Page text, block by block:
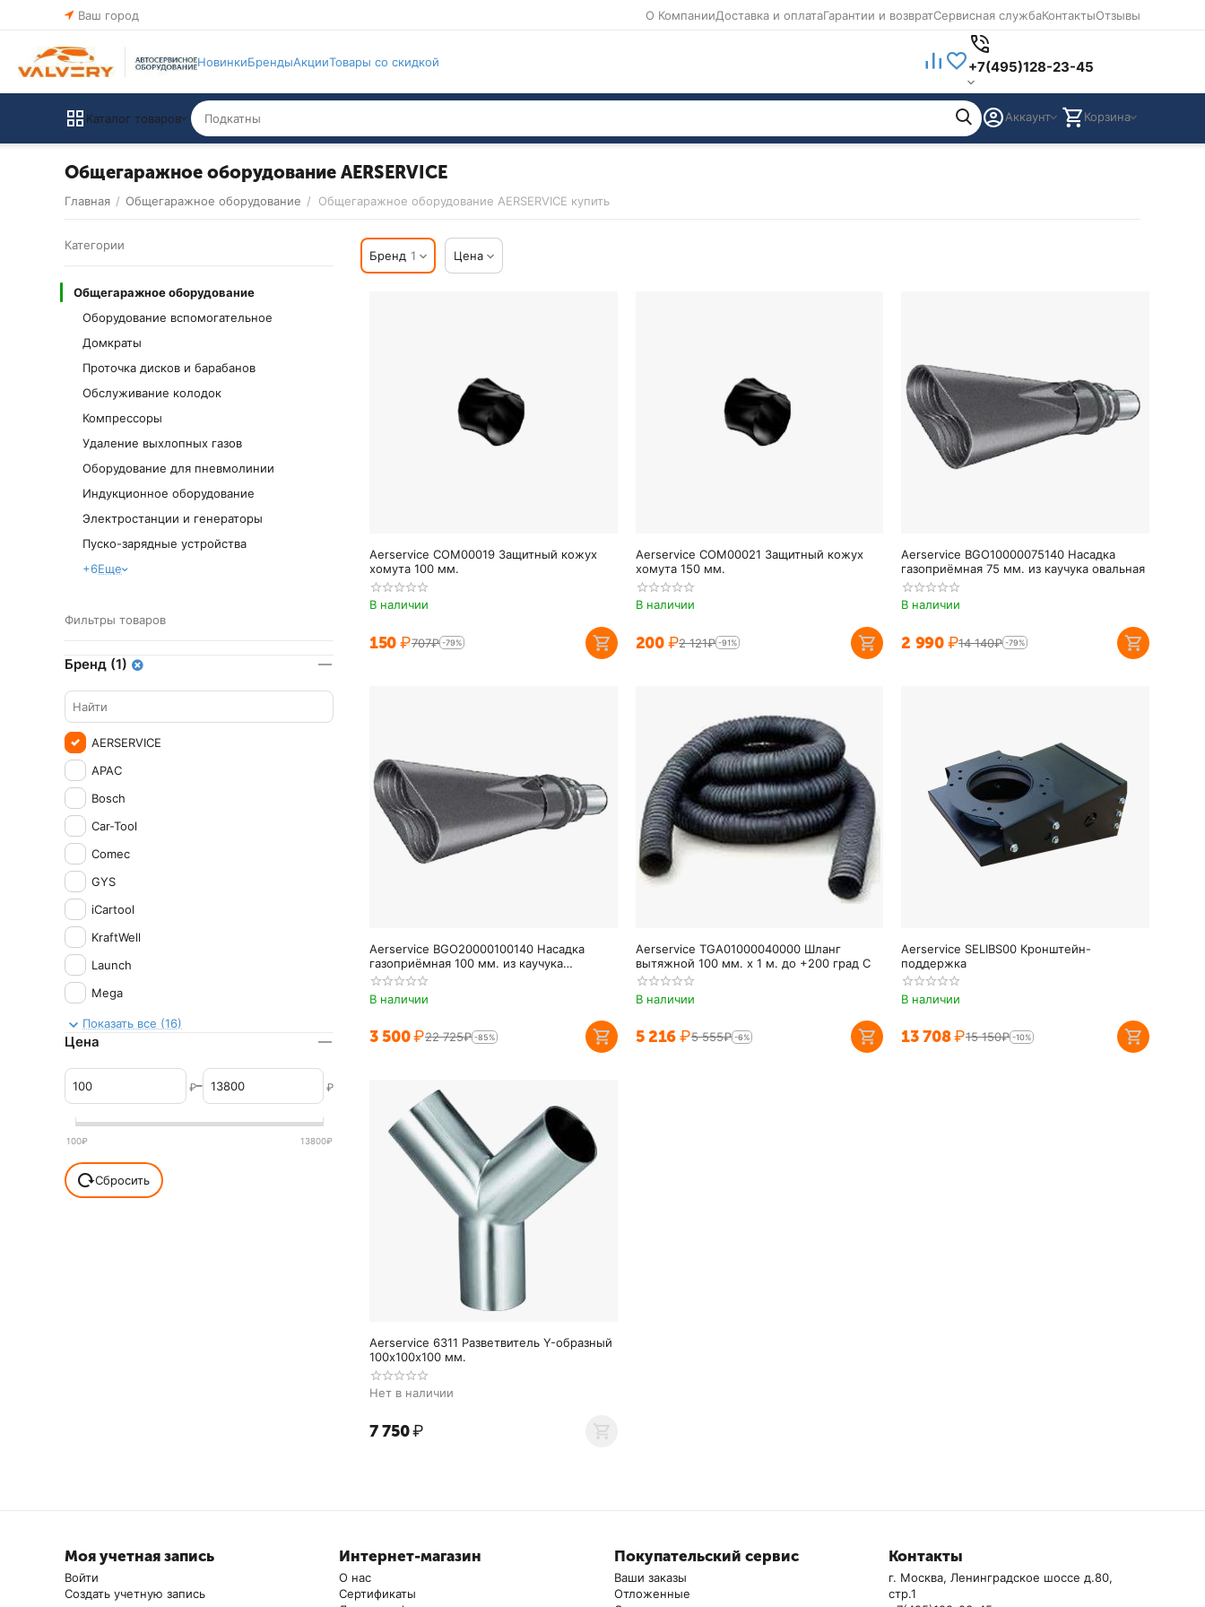
Ваш город О КомпанииДоставка и оплатаГарантии и возвратСервисная службаКонтактыОтзывы
НовинкиБрендыАкцииТовары со скидкой +7(495)128-23-45
Каталог товаров Аккаунт Корзина
Общегаражное оборудование AERSERVICE
Главная / Общегаражное оборудование / Общегаражное оборудование AERSERVICE купить
Бренд 1 Цена
Aerservice COM00019 Защитный кожух
хомута 100 мм.
В наличии
‍150‍₽‍707‍₽ -79%
Aerservice COM00021 Защитный кожух
хомута 150 мм.
В наличии
‍200‍ ₽2 121₽ -91%
Aerservice BGO10000075140 Насадка
газоприёмная 75 мм. из каучука овальная
В наличии
2 990 ₽14 140₽ -79%
Aerservice BGO20000100140 Насадка
газоприёмная 100 мм. из каучука
овальная
В наличии
3 500₽22 725₽ -85%
Aerservice TGA01000040000 Шланг
вытяжной 100 мм. х 1 м. до +200 град С
В наличии
5 216₽5 555₽ -6%
Aerservice SELIBS00 Кронштейн-
поддержка
В наличии
13 708₽15 150₽ -10%
Aerservice 6311 Разветвитель Y-образный
100х100x100 мм.
Нет в наличии
7 750₽
Категории
Общегаражное оборудование
Оборудование вспомогательное
Домкраты
Проточка дисков и барабанов
Обслуживание колодок
Компрессоры
Удаление выхлопных газов
Оборудование для пневмолинии
Индукционное оборудование
Электростанции и генераторы
Пуско-зарядные устройства
+6Еще
Фильтры товаров
Бренд (1)
AERSERVICE
APAC
Bosch
Car-Tool
Comec
GYS
iCartool
KraftWell
Launch
Mega
Nordberg
ProTech
Sivik
ОДА Сервис
Показать все (16)
Цена
₽– ₽
100₽ 13800₽
Сбросить
Моя учетная запись
Войти
Создать учетную запись
Интернет-магазин
О нас
Сертификаты
Покупательский сервис
Ваши заказы
Отложенные
Контакты
г. Москва, Ленинградское шоссе д.80,
стр.1